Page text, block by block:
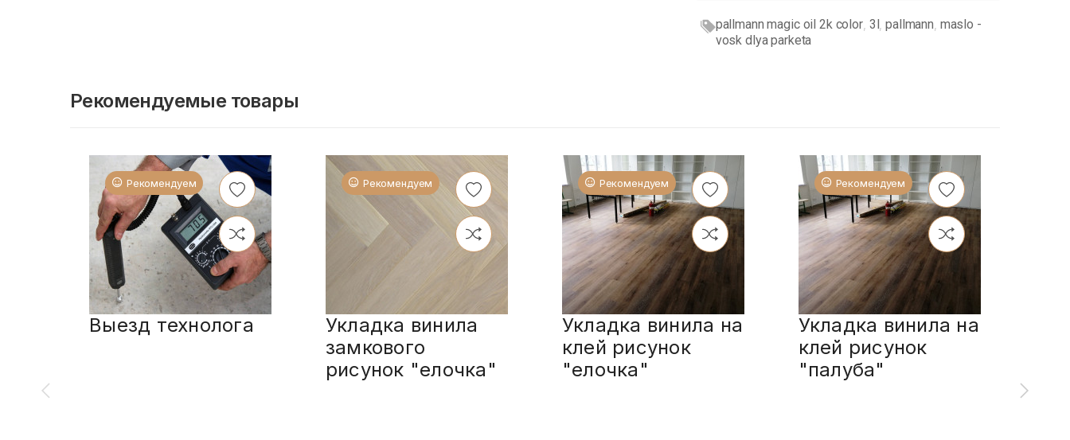
pallmann magic oil 2k color, 3l ,pallmann maslo -
vosk dlya parketa
Рекомендуемые товары
Рекомендуем
Выезд технолога
Рекомендуем
Укладка винила
замкового
рисунок "елочка"
Рекомендуем
Укладка винила на
клей рисунок
"елочка"
Рекомендуем
Укладка винила на
клей рисунок
"палуба"